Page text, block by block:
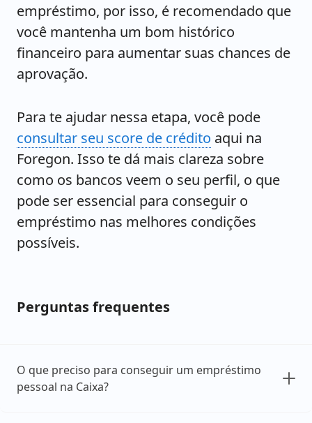
empréstimo, por isso, é recomendado que
você mantenha um bom histórico
financeiro para aumentar suas chances de
aprovação.
Para te ajudar nessa etapa, você pode
consultar seu score de crédito aqui na
Foregon. Isso te dá mais clareza sobre
como os bancos veem o seu perfil, o que
pode ser essencial para conseguir o
empréstimo nas melhores condições
possíveis.
Perguntas frequentes
O que preciso para conseguir um empréstimo
pessoal na Caixa?